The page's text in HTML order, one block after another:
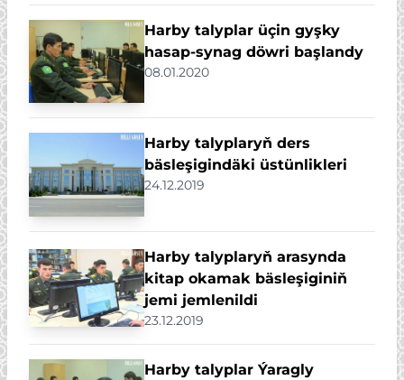
Harby talyplar üçin gyşky
hasap-synag döwri başlandy
08.01.2020
Harby talyplaryň ders
bäsleşigindäki üstünlikleri
24.12.2019
Harby talyplaryň arasynda
kitap okamak bäsleşiginiň
jemi jemlenildi
23.12.2019
Harby talyplar Ýaragly